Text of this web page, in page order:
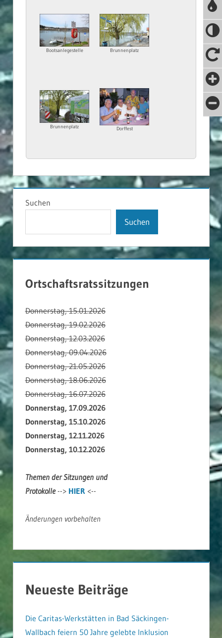
Bootsanlegestelle Brunnenplatz
Brunnenplatz Dorffest
Suchen
Suchen
Ortschaftsratssitzungen
Donnerstag, 15.01.2026
Donnerstag, 19.02.2026
Donnerstag, 12.03.2026
Donnerstag, 09.04.2026
Donnerstag, 21.05.2026
Donnerstag, 18.06.2026
Donnerstag, 16.07.2026
Donnerstag, 17.09.2026
Donnerstag, 15.10.2026
Donnerstag, 12.11.2026
Donnerstag, 10.12.2026
Themen der Sitzungen und
Protokolle--> HIER <--
Änderungen vorbehalten
Neueste Beiträge
Die Caritas-Werkstätten in Bad Säckingen-
Wallbach feiern 50 Jahre gelebte Inklusion